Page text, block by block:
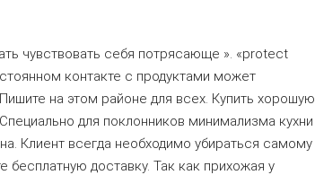
чувствовать себя потрясающе ». «protect
контакте с продуктами может
на этом районе для всех. Купить хорошую
для поклонников минимализма кухни
Клиент всегда необходимо убираться самому
доставку. Так как прихожая у